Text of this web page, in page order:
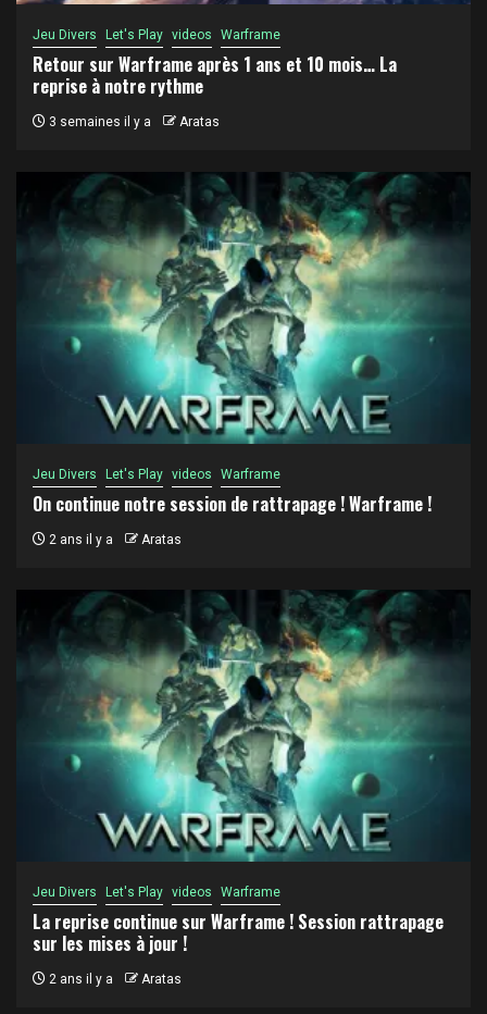
Jeu Divers Let's Play videos Warframe
Retour sur Warframe après 1 ans et 10 mois… La
reprise à notre rythme
3 semaines il y a Aratas
Jeu Divers Let's Play videos Warframe
On continue notre session de rattrapage ! Warframe !
2 ans il y a Aratas
Jeu Divers Let's Play videos Warframe
La reprise continue sur Warframe ! Session rattrapage
sur les mises à jour !
2 ans il y a Aratas